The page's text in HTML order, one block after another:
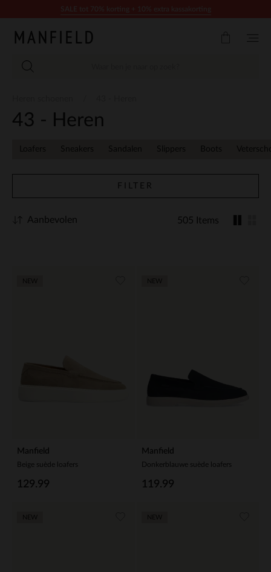
43 - Heren
Loafers Sneakers Sandalen Slippers Boots
FILTER
505 Items
Aanbevolen
Manfield
Beige suède loafers
129.99
Manfield
Donkerblauwe suède loafers
119.99